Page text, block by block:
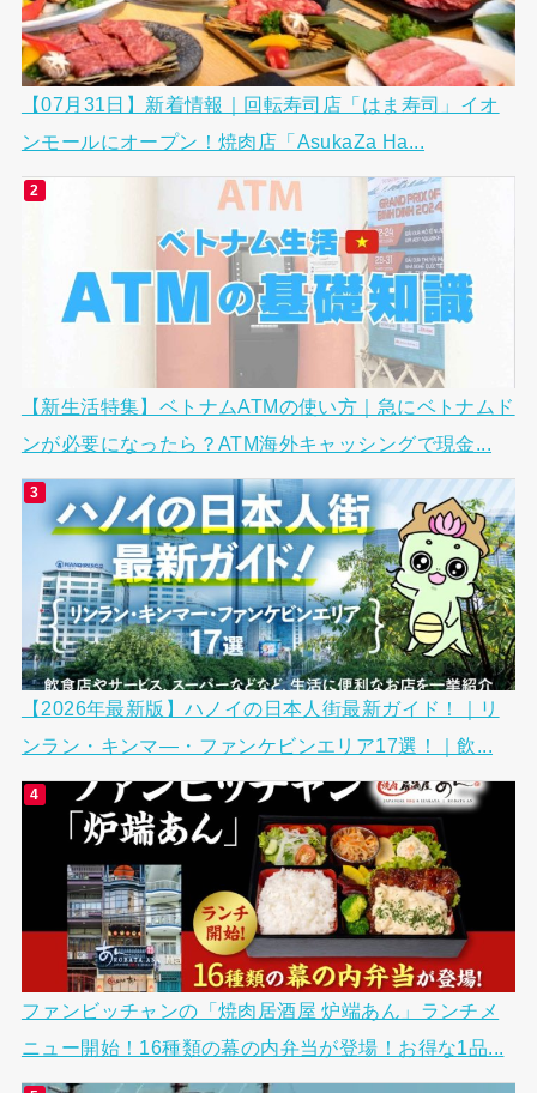
【07月31日】新着情報｜回転寿司店「はま寿司」イオ
ンモールにオープン！焼肉店「AsukaZa Ha...
【新生活特集】ベトナムATMの使い方｜急にベトナムド
ンが必要になったら？ATM海外キャッシングで現金...
【2026年最新版】ハノイの日本人街最新ガイド！｜リ
ンラン・キンマ―・ファンケビンエリア17選！｜飲...
ファンビッチャンの「焼肉居酒屋 炉端あん」ランチメ
ニュー開始！16種類の幕の内弁当が登場！お得な1品...